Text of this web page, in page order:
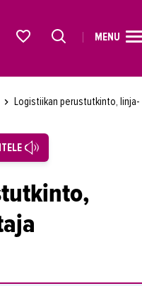
MENU
Logistiikan perustutkinto, linja-